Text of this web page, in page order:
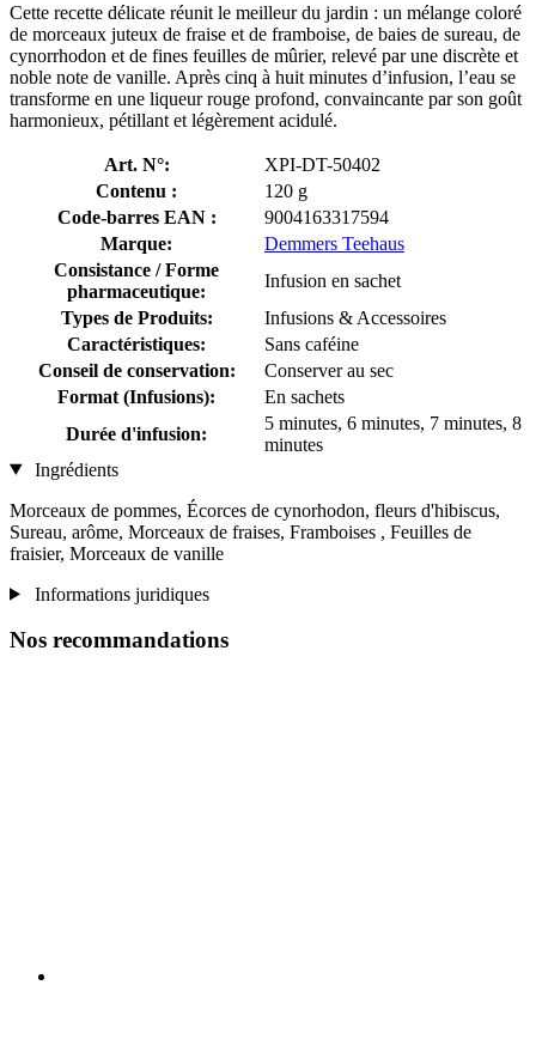
Cette recette délicate réunit le meilleur du jardin : un mélange coloré
de morceaux juteux de fraise et de framboise, de baies de sureau, de
cynorrhodon et de fines feuilles de mûrier, relevé par une discrète et
noble note de vanille. Après cinq à huit minutes d’infusion, l’eau se
transforme en une liqueur rouge profond, convaincante par son goût
harmonieux, pétillant et légèrement acidulé.
Art. N°:
XPI-DT-50402
Contenu :
120 g
Code-barres EAN :
9004163317594
Marque:
Demmers Teehaus
Consistance / Forme
pharmaceutique:
Infusion en sachet
Types de Produits:
Infusions & Accessoires
Caractéristiques:
Sans caféine
Conseil de conservation:
Conserver au sec
Format (Infusions):
En sachets
Durée d'infusion:
5 minutes, 6 minutes, 7 minutes, 8
minutes
Ingrédients
Morceaux de pommes, Écorces de cynorhodon, fleurs d'hibiscus,
Sureau, arôme, Morceaux de fraises, Framboises , Feuilles de
fraisier, Morceaux de vanille
Informations juridiques
Nos recommandations